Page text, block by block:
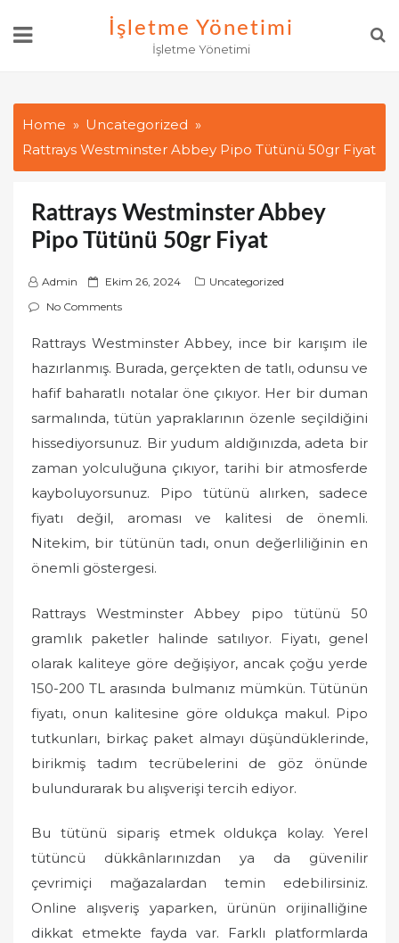
İşletme Yönetimi
İşletme Yönetimi
Home
Uncategorized
Rattrays Westminster Abbey Pipo Tütünü 50gr Fiyat
Rattrays Westminster Abbey
Pipo Tütünü 50gr Fiyat
Admin
P
o
t
e
d
Ekim 26, 2024
Uncategorized
No Comments
Rattrays Westminster Abbey, ince bir karışım ile
hazırlanmış. Burada, gerçekten de tatlı, odunsu ve
hafif baharatlı notalar öne çıkıyor. Her bir duman
sarmalında, tütün yapraklarının özenle seçildiğini
hissediyorsunuz. Bir yudum aldığınızda, adeta bir
zaman yolculuğuna çıkıyor, tarihi bir atmosferde
kayboluyorsunuz. Pipo tütünü alırken, sadece
fiyatı değil, aroması ve kalitesi de önemli.
Nitekim, bir tütünün tadı, onun değerliliğinin en
önemli göstergesi.
Rattrays Westminster Abbey pipo tütünü 50
gramlık paketler halinde satılıyor. Fiyatı, genel
olarak kaliteye göre değişiyor, ancak çoğu yerde
150-200 TL arasında bulmanız mümkün. Tütünün
fiyatı, onun kalitesine göre oldukça makul. Pipo
tutkunları, birkaç paket almayı düşündüklerinde,
birikmiş tadım tecrübelerini de göz önünde
bulundurarak bu alışverişi tercih ediyor.
Bu tütünü sipariş etmek oldukça kolay. Yerel
tütüncü dükkânlarınızdan ya da güvenilir
çevrimiçi mağazalardan temin edebilirsiniz.
Online alışveriş yaparken, ürünün orijinalliğine
dikkat etmekte fayda var. Farklı platformlarda